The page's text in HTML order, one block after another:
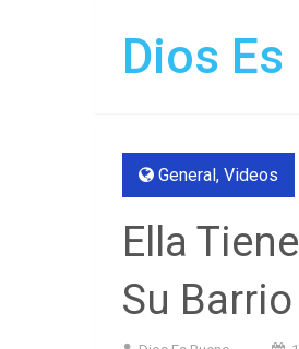
Dios
General, Videos
Ella
Su